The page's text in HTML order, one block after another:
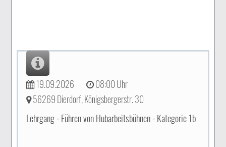
19.09.2026 08:00 Uhr
56269 Dierdorf, Königsbergerstr. 30
Lehrgang - Führen von Hubarbeitsbühnen - Kategorie 1b